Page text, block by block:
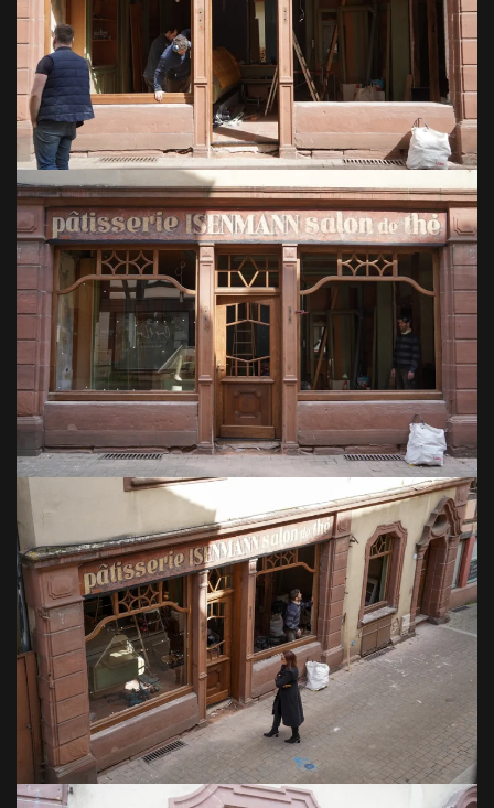
VOIR EN GRAND
VOIR EN GRAND
VOIR EN GRAND